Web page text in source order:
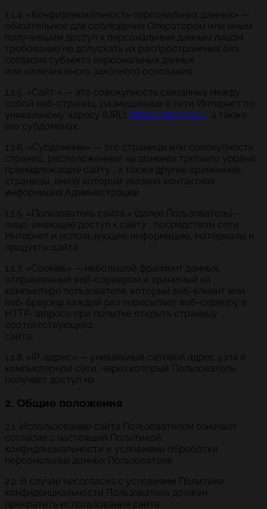
1.1.4. «Конфиденциальность персональных данных» —
обязательное для соблюдения Оператором или иным
получившим доступ к персональным данным лицом
требование не допускать их распространения без
согласия субъекта персональных данных
или наличия иного законного основания.
1.1.5. «Сайт » — это совокупность связанных между
собой веб-страниц, размещенных в сети Интернет по
уникальному адресу (URL): https://lecco.su/, а также
его субдоменах.
1.1.6. «Субдомены» — это страницы или совокупность
страниц, расположенные на доменах третьего уровня,
принадлежащие сайту , а также другие временные
страницы, внизу который указана контактная
информация Администрации
1.1.5. «Пользователь сайта » (далее Пользователь) –
лицо, имеющее доступ к сайту , посредством сети
Интернет и использующее информацию, материалы и
продукты сайта .
1.1.7. «Cookies» — небольшой фрагмент данных,
отправленный веб-сервером и хранимый на
компьютере пользователя, который веб-клиент или
веб-браузер каждый раз пересылает веб-серверу в
HTTP-запросе при попытке открыть страницу
соответствующего
сайта.
1.1.8. «IP-адрес» — уникальный сетевой адрес узла в
компьютерной сети, через который Пользователь
получает доступ на .
2. Общие положения
2.1. Использование сайта Пользователем означает
согласие с настоящей Политикой
конфиденциальности и условиями обработки
персональных данных Пользователя.
2.2. В случае несогласия с условиями Политики
конфиденциальности Пользователь должен
прекратить использование сайта .